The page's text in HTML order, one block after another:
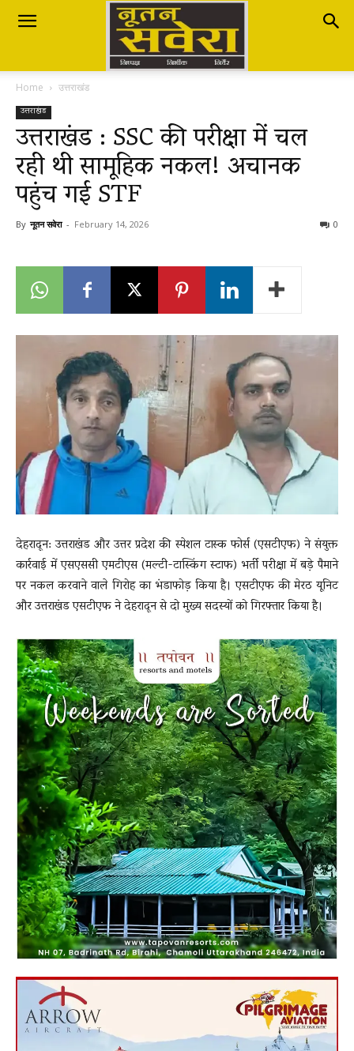
Nutan
Savera
नूतन
सवेरा
LIVE
Home उत्तराखंड
उत्तराखंड
उत्तराखंड : SSC की परीक्षा में चल
रही थी सामूहिक नकल! अचानक
पहुंच गई STF
By नूतन सवेरा - February 14, 2026 0
देहरादून: उत्तराखंड और उत्तर प्रदेश की स्पेशल टास्क फोर्स (एसटीएफ) ने संयुक्त
कार्रवाई में एसएससी एमटीएस (मल्टी-टास्किंग स्टाफ) भर्ती परीक्षा में बड़े पैमाने
पर नकल करवाने वाले गिरोह का भंडाफोड़ किया है। एसटीएफ की मेरठ यूनिट
और उत्तराखंड एसटीएफ ने देहरादून से दो मुख्य सदस्यों को गिरफ्तार किया है।